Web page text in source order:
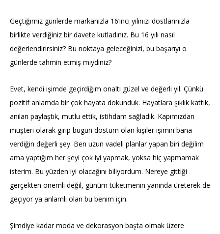
Geçtiğimiz günlerde markanızla 16’ıncı yılınızı dostlarınızla
birlikte verdiğiniz bir davete kutladınız. Bu 16 yılı nasıl
değerlendirirsiniz? Bu noktaya geleceğinizi, bu başarıyı o
günlerde tahmin etmiş miydiniz?
Evet, kendi işimde geçirdiğim onaltı güzel ve değerli yıl. Çünkü
pozitif anlamda bir çok hayata dokunduk. Hayatlara şıklık kattık,
anıları paylaştık, mutlu ettik, istihdam sağladık. Kapımızdan
müşteri olarak girip bugün dostum olan kişiler işimin bana
verdiğin değerli şey. Ben uzun vadeli planlar yapan biri değilim
ama yaptığım her şeyi çok iyi yapmak, yoksa hiç yapmamak
isterim. Bu yüzden iyi olacağını biliyordum. Nereye gittiği
gerçekten önemli değil, günüm tüketmenin yanında üreterek de
geçiyor ya anlamlı olan bu benim için.
Şimdiye kadar moda ve dekorasyon başta olmak üzere